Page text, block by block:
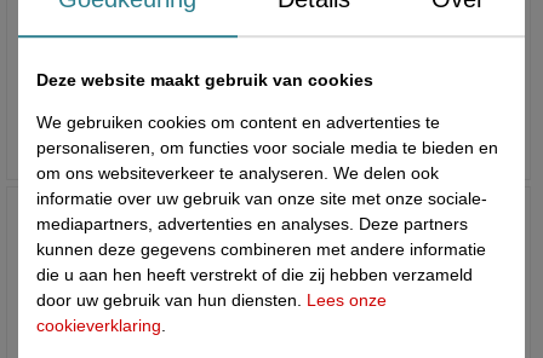
Deze website maakt gebruik van cookies
We gebruiken cookies om content en advertenties te
personaliseren, om functies voor sociale media te bieden en
om ons websiteverkeer te analyseren. We delen ook
informatie over uw gebruik van onze site met onze sociale-
mediapartners, advertenties en analyses. Deze partners
kunnen deze gegevens combineren met andere informatie
die u aan hen heeft verstrekt of die zij hebben verzameld
door uw gebruik van hun diensten. Lees onze
cookieverklaring.